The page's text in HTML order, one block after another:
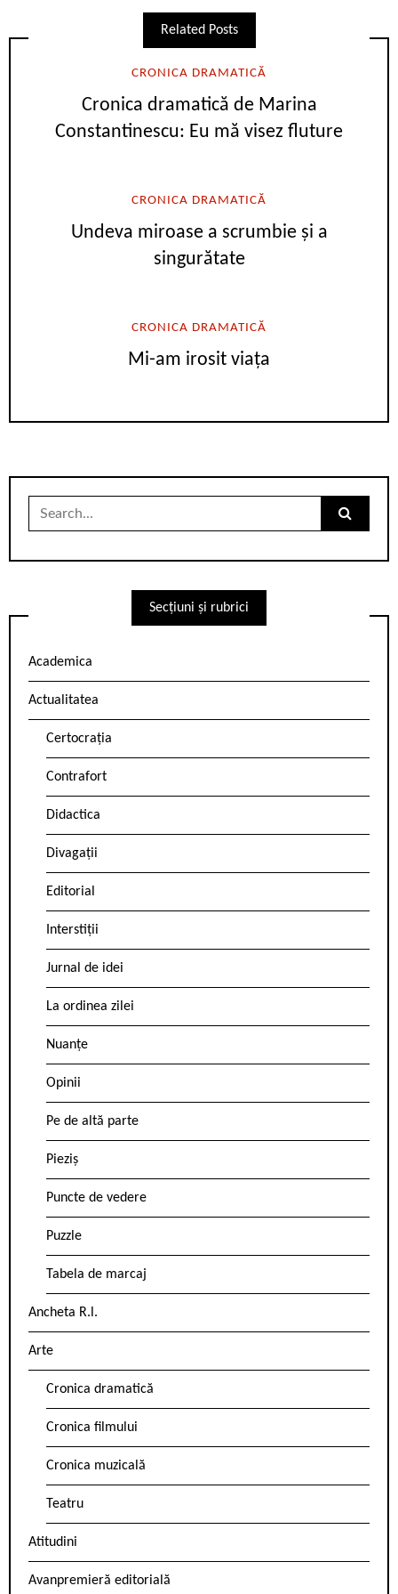
Related Posts
CRONICA DRAMATICĂ
Cronica dramatică de Marina
Constantinescu: Eu mă visez fluture
CRONICA DRAMATICĂ
Undeva miroase a scrumbie și a
singurătate
CRONICA DRAMATICĂ
Mi-am irosit viața
Search
Secțiuni și rubrici
Academica
Actualitatea
Certocrația
Contrafort
Didactica
Divagații
Editorial
Interstiții
Jurnal de idei
La ordinea zilei
Nuanțe
Opinii
Pe de altă parte
Pieziș
Puncte de vedere
Puzzle
Tabela de marcaj
Ancheta R.l.
Arte
Cronica dramatică
Cronica filmului
Cronica muzicală
Teatru
Atitudini
Avanpremieră editorială